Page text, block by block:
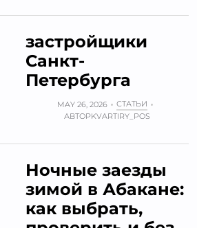
застройщики
Санкт-
Петербурга
MAY 26, 2026
СТАТЬИ
АВТОРKVARTIRY_POS
Ночные заезды
зимой в Абакане:
как выбрать,